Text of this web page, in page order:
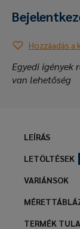
Hozzáadás a
Egyedi igények
van lehetőség
LEÍRÁS
LETÖLTÉSEK
VARIÁNSOK
TERMÉK